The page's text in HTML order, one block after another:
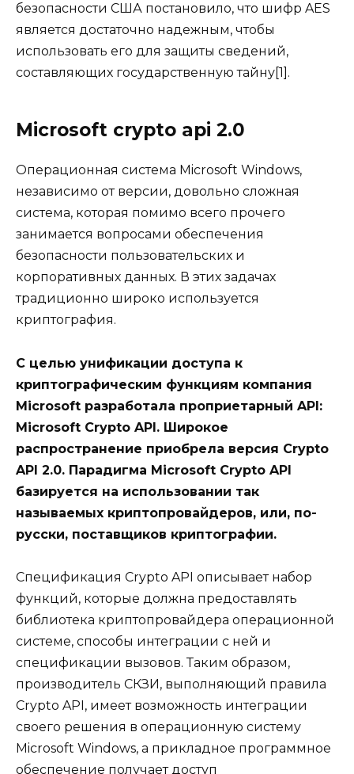
безопасности США постановило, что шифр AES
является достаточно надежным, чтобы
использовать его для защиты сведений,
составляющих государственную тайну[1].
Microsoft crypto api 2.0
Операционная система Microsoft Windows,
независимо от версии, довольно сложная
система, которая помимо всего прочего
занимается вопросами обеспечения
безопасности пользовательских и
корпоративных данных. В этих задачах
традиционно широко используется
криптография.
С целью унификации доступа к
криптографическим функциям компания
Microsoft разработала проприетарный API:
Microsoft Crypto API. Широкое
распространение приобрела версия Crypto
API 2.0. Парадигма Microsoft Crypto API
базируется на использовании так
называемых криптопровайдеров, или, по-
русски, поставщиков криптографии.
Спецификация Crypto API описывает набор
функций, которые должна предоставлять
библиотека криптопровайдера операционной
системе, способы интеграции с ней и
спецификации вызовов. Таким образом,
производитель СКЗИ, выполняющий правила
Crypto API, имеет возможность интеграции
своего решения в операционную систему
Microsoft Windows, а прикладное программное
обеспечение получает доступ